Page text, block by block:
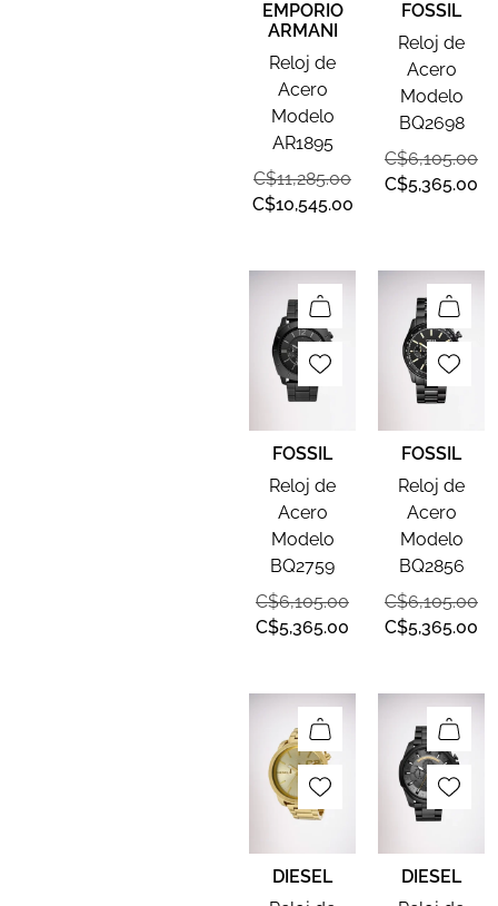
EMPORIO
ARMANI
Reloj de
Acero
Modelo
AR1895
C$11,285.00
C$10,545.00
FOSSIL
Reloj de
Acero
Modelo
BQ2698
C$6,105.00
C$5,365.00
FOSSIL
Reloj de
Acero
Modelo
BQ2759
C$6,105.00
C$5,365.00
FOSSIL
Reloj de
Acero
Modelo
BQ2856
C$6,105.00
C$5,365.00
DIESEL
DIESEL